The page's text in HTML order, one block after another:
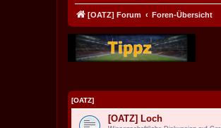
[OATZ] Forum Foren-Übersicht
[OATZ]
[OATZ] Loch